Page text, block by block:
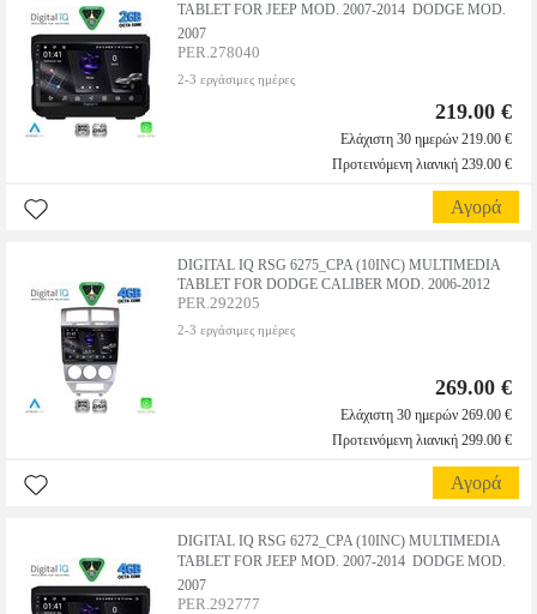
TABLET FOR JEEP MOD. 2007-2014  DODGE MOD.
2007
PER.278040
2-3 εργάσιμες ημέρες
219.00 €
Ελάχιστη 30 ημερών 219.00 €
Προτεινόμενη λιανική 239.00 €
Αγορά
DIGITAL IQ RSG 6275_CPA (10INC) MULTIMEDIA
TABLET FOR DODGE CALIBER MOD. 2006-2012
PER.292205
2-3 εργάσιμες ημέρες
269.00 €
Ελάχιστη 30 ημερών 269.00 €
Προτεινόμενη λιανική 299.00 €
Αγορά
DIGITAL IQ RSG 6272_CPA (10INC) MULTIMEDIA
TABLET FOR JEEP MOD. 2007-2014  DODGE MOD.
2007
PER.292777